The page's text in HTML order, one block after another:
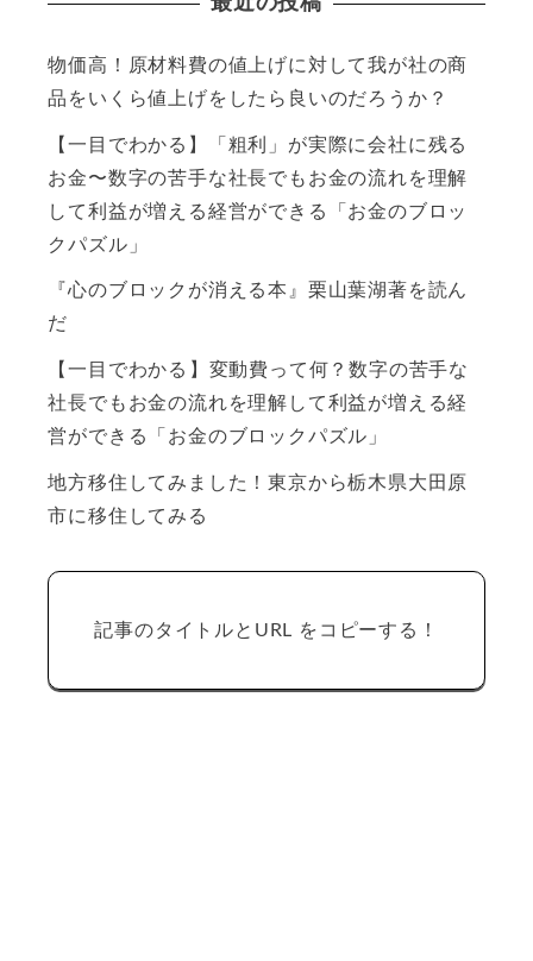
物価高！原材料費の値上げに対して我が社の商
品をいくら値上げをしたら良いのだろうか？
【一目でわかる】「粗利」が実際に会社に残る
お金〜数字の苦手な社長でもお金の流れを理解
して利益が増える経営ができる「お金のブロッ
クパズル」
『心のブロックが消える本』栗山葉湖著を読ん
だ
【一目でわかる】変動費って何？数字の苦手な
社長でもお金の流れを理解して利益が増える経
営ができる「お金のブロックパズル」
地方移住してみました！東京から栃木県大田原
市に移住してみる
記事のタイトルとURL をコピーする！